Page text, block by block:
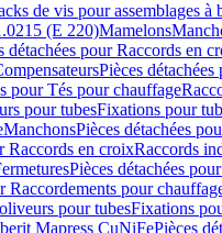
de vis pour assemblages à
(E 220)Mamelons
détachées pour Raccords en
Pièces
pour Tés pour chauffage
pour tubesFixations pour
ManchonsPièces détachées
Raccords en croixRaccords
Pièces détachées
Raccordements pour
pour tubesFixations
Mapress CuNiFePièces